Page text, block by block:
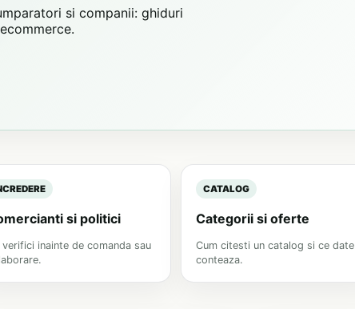
si companii: ghiduri
si politici
verifici inainte de comanda sau
CATALOG
Categorii si oferte
Cum citesti un catalog si ce date
conteaza.